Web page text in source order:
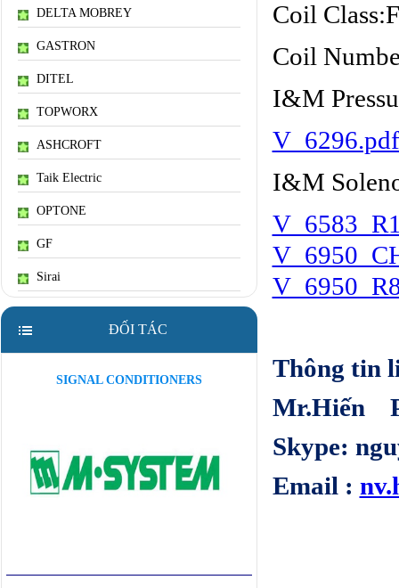
DELTA MOBREY
GASTRON
DITEL
TOPWORX
ASHCROFT
Taik Electric
OPTONE
GF
Sirai
ĐỐI TÁC
SIGNAL CONDITIONERS
Coil
Coil
I&M
V_6296.pdf
I&M
Thông tin
Mr.Hiến
Skype:
Email :